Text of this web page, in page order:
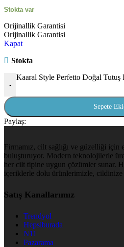
Stokta var
Orijinallik Garantisi
Orijinallik Garantisi
Kapat
Stokta
-
Kaaral Style Perfetto Doğal Tutuş
Sepete
Paylaş:
Firmamız, cilt sağlığı ve güzelliği
buluşturuyor. Modern teknolojilerle
her cilt tipine uygun çözümler sunar.
içeriklerle dolu ürünlerimizle,
Satış Kanallarımız
Trendyol
Hepsiburada
N11
Pazarama